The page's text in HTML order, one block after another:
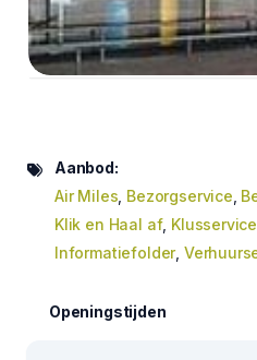
Aanbod:
Air Miles Bezorgservice
Klik en Haal af, Klusservice
Informatiefolder,
Openingstijden